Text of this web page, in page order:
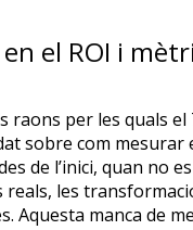
el ROI i
raons per les quals
sobre com
de l’inici, quan no
reals, les
Aquesta manca de